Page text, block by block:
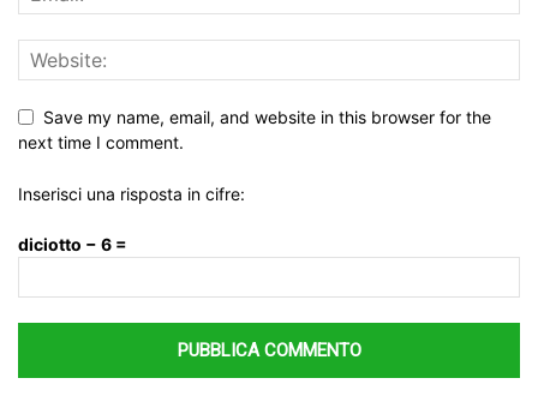
Save my name, email, and website in this browser for the
next time I comment.
Inserisci una risposta in cifre:
diciotto − 6 =